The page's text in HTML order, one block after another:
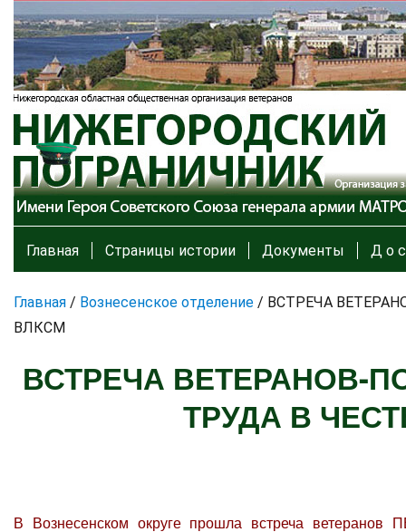
Главная Страницы истории Документы Д о с
Главная / Вознесенское отделение / ВСТРЕЧА
ВЛКСМ
ВСТРЕЧА ВЕТЕРАНОВ-
ТРУДА В
В Вознесенском округе прошла встреча